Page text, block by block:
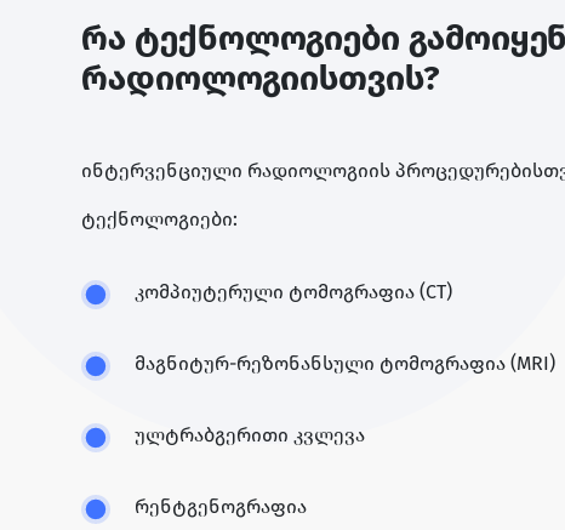
რა ტექნოლოგიები
რადიოლოგიისთვის?
ინტერვენციული რადიოლოგიის
ტექნოლოგიები:
კომპიუტერული ტომოგრაფია (CT)
მაგნიტურ-რეზონანსული ტომოგრაფია (MRI)
ულტრაბგერითი კვლევა
რენტგენოგრაფია